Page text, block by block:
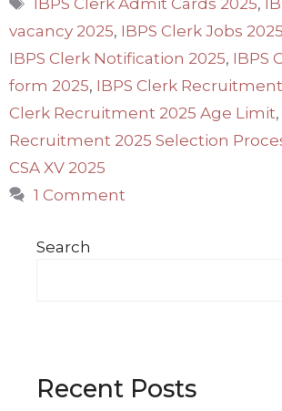
IBPS Clerk Admit Cards 2025,
vacancy 2025, IBPS Clerk Jobs
IBPS Clerk Notification 2025, IBPS
form 2025, IBPS Clerk
Clerk Recruitment 2025 Age Limit,
Recruitment 2025 Selection
CSA XV 2025
1 Comment
Search
Recent Posts